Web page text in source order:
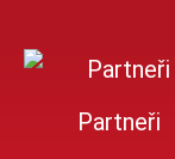
Partneři